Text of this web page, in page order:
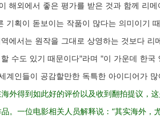
해외에서 좋은 평가를 받은 것과 함께 리
기획이 돋보이는 작품이 많다는 의미이기
에서는 원작을 그대로 상영하는 것보다
수도 있기 때문이다"라며 "이 가운데 한
계인들이 공감할만한 독특한 아이디어가
外得到如此好的评价以及收到翻拍提议，
。一位电影相关人员解释说：“其实海外，